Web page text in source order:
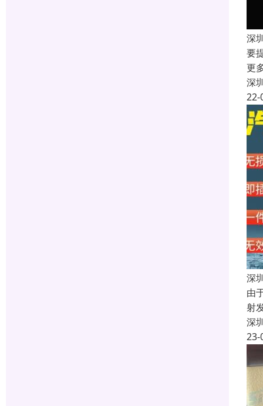
深
要
更
深
22-
深
由
射
深
23-